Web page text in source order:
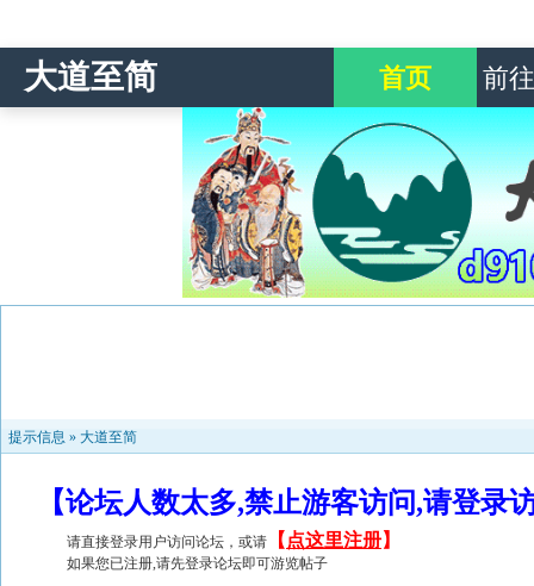
大道至简 首页 前
提示信息 » 大道至简
【论坛人数太多,禁止游客访问,请登
请直接登录用户访问论坛，或请 【 点这里注册】
如果您已注册,请先登录论坛即可游览帖子